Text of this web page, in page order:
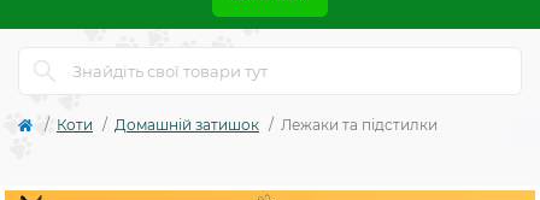
Коти Домашній затишок Лежаки та підстилки